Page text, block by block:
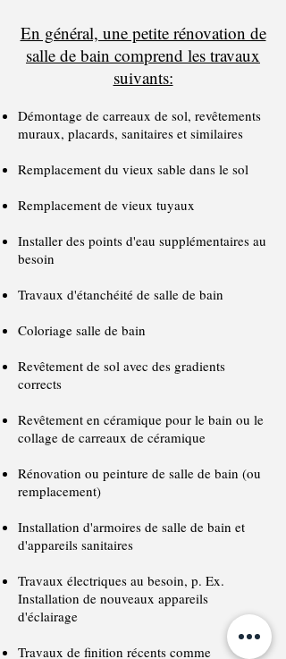
En général, une petite rénovation de
salle de bain comprend les travaux
suivants:
Démontage de carreaux de sol, revêtements
muraux, placards, sanitaires et similaires
Remplacement du vieux sable dans le sol
Remplacement de vieux tuyaux
Installer des points d'eau supplémentaires au
besoin
Travaux d'étanchéité de salle de bain
Coloriage salle de bain
Revêtement de sol avec des gradients
corrects
Revêtement en céramique pour le bain ou le
collage de carreaux de céramique
Rénovation ou peinture de salle de bain (ou
remplacement)
Installation d'armoires de salle de bain et
d'appareils sanitaires
Travaux électriques au besoin, p. Ex.
Installation de nouveaux appareils
d'éclairage
Travaux de finition récents comme